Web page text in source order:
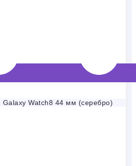
Watch8 44 мм (серебро)